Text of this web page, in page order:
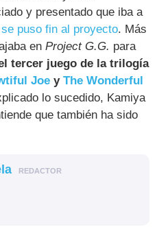
y presentado que iba a
puso fin al proyecto. Más
enProject G.G. para
tercer juego de la trilogía
Joe yThe Wonderful
lo sucedido, Kamiya
que también ha sido
REDACTOR